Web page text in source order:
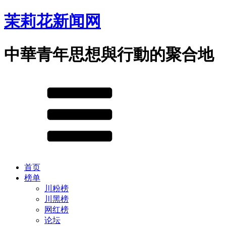
茉莉花新闻网
中華青年思想與行動的聚合地
首页
榜单
川粉榜
川黑榜
网红榜
论坛